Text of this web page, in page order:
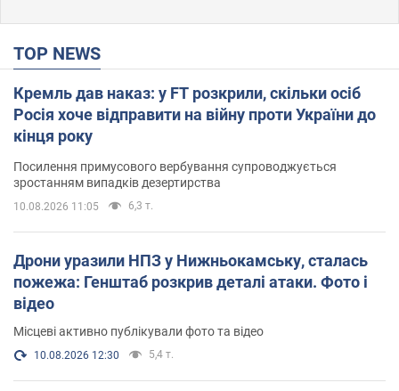
TOP NEWS
Кремль дав наказ: у FT розкрили, скільки осіб
Росія хоче відправити на війну проти України до
кінця року
Посилення примусового вербування супроводжується
зростанням випадків дезертирства
10.08.2026 11:05 6,3 т.
Дрони уразили НПЗ у Нижньокамську, сталась
пожежа: Генштаб розкрив деталі атаки. Фото і
відео
Місцеві активно публікували фото та відео
10.08.2026 12:30 5,4 т.